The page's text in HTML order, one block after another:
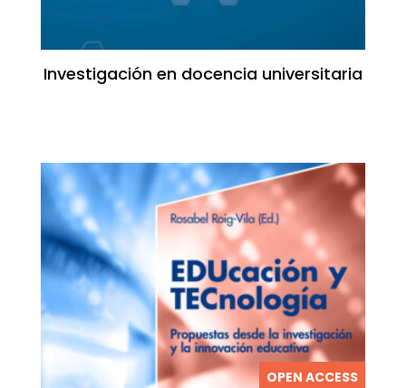
Investigación en docencia universitaria
OPEN ACCESS